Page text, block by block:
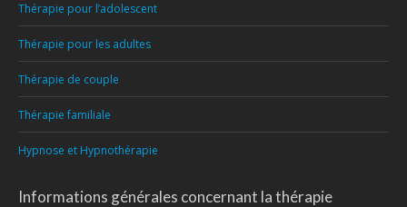
Thérapie pour l’adolescent
Thérapie pour les adultes
Thérapie de couple
Thérapie familiale
Hypnose et Hypnothérapie
Informations générales concernant la thérapie